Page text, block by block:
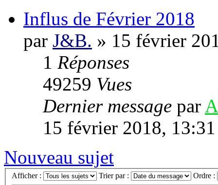
Influs de Février 2018
par J&B. » 15 février
1 Réponses
49259 Vues
Dernier message par
15 février 2018, 13:31
Nouveau sujet
Afficher : Trier par : Ordre :